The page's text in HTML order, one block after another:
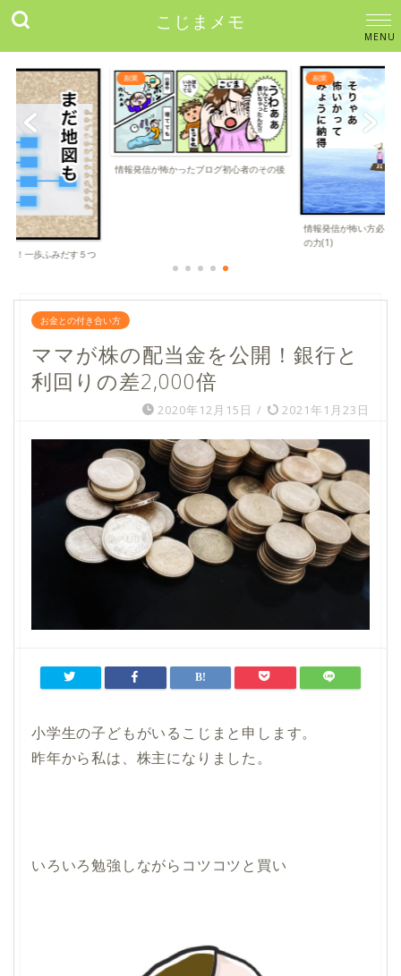
こじまメモ
ブログ初心者のその後
副業 副業
情報発信が怖い方必見
お金との付き合い方
ママが株の配当金を公開！銀行と
利回りの差2,000倍
2020年12月15日 / 2021年1月23日
小学生の子どもがいるこじまと申します。
昨年から私は、株主になりました。
いろいろ勉強しながらコツコツと買い